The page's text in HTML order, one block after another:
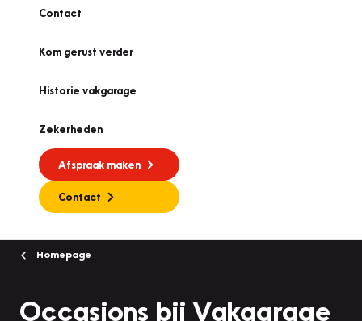
Contact
Kom gerust verder
Historie vakgarage
Zekerheden
Afspraak maken
Contact
Homepage
Occasions bij Vakgarage